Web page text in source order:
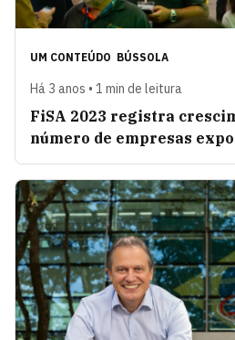
UM CONTEÚDO BÚSSOLA
Há 3 anos • 1 min de leitura
FiSA 2023 registra
número de empresas